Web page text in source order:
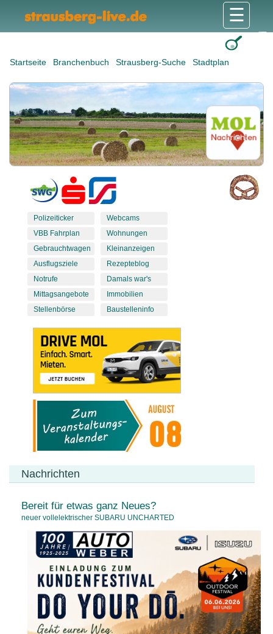
Startseite Branchenbuch Strausberg-Suche Stadtplan
☰
Polizeiticker
VBB Fahrplan
Gebrauchtwagen
Ausflugsziele
Notrufe
Mittagsangebote
Stellenbörse
Webcams
Wohnungen
Kleinanzeigen
Rezepteblog
Damals war's
Immobilien
Baustelleninfo
Nachrichten
Bereit für etwas ganz Neues?
neuer vollelektrischer SUBARU UNCHARTED